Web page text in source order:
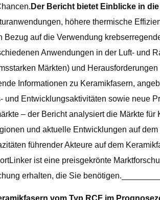
Der Bericht bietet Einblicke in
höhere thermische
Bezug auf die Verwendung
Anwendungen in der Luft- und
Märkten) und
Informationen zu Keramikfasern,
und Entwicklungsaktivitäten sowie neue
– der Bericht analysiert die Märkte
und aktuelle Entwicklungen auf
führender Akteure auf dem
ist eine preisgekrönte
erhalten, die Sie